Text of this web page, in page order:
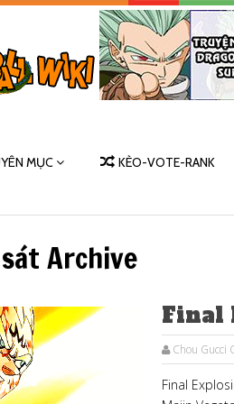
MỤC KÈO-VOTE-RANK
Archive
Final
Chou Gucci
Final